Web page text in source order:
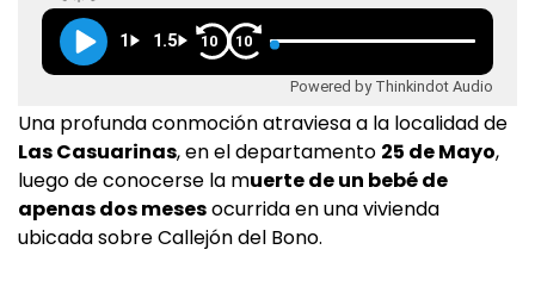
1 1.5 10 10
Powered by Thinkindot Audio
Una profunda conmoción atraviesa a la localidad de
Las Casuarinas, en el departamento 25 de Mayo,
luego de conocerse la muerte de un bebé de
apenas dos mesesocurrida en una vivienda
ubicada sobre Callejón del Bono.